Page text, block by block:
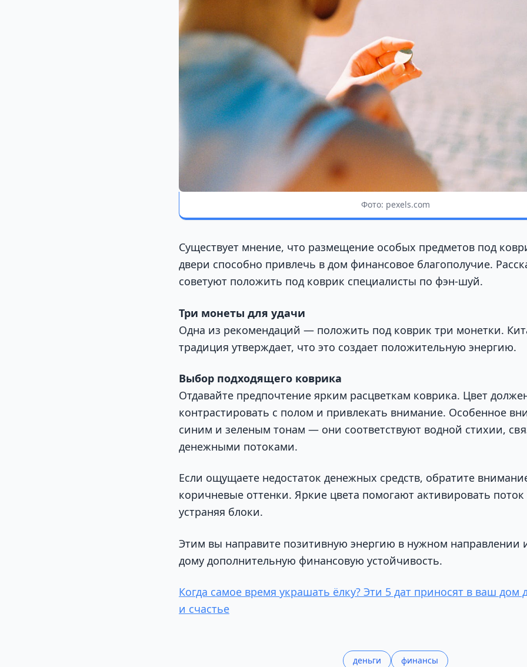
Фото: pexels.com
Существует мнение, что размещение особых предметов под
двери способно привлечь в дом финансовое благополучие.
советуют положить под коврик специалисты по фэн-шуй.
Три монеты для удачи
Одна из рекомендаций — положить под коврик три монетки.
традиция утверждает, что это создает положительную энергию.
Выбор подходящего коврика
Отдавайте предпочтение ярким расцветкам коврика. Цвет
контрастировать с полом и привлекать внимание. Особенное
синим и зеленым тонам — они соответствуют водной стихии,
денежными потоками.
Если ощущаете недостаток денежных средств, обратите
коричневые оттенки. Яркие цвета помогают активировать поток
устраняя блоки.
Этим вы направите позитивную энергию в нужном направлении
дому дополнительную финансовую устойчивость.
Когда самое время украшать ёлку? Эти 5 дат приносят в ваш дом
и счастье
деньги финансы